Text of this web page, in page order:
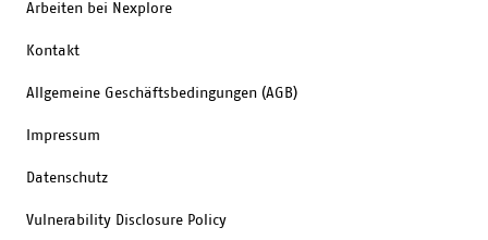
Arbeiten bei Nexplore
Kontakt
Allgemeine Geschäftsbedingungen (AGB)
Impressum
Datenschutz
Vulnerability Disclosure Policy